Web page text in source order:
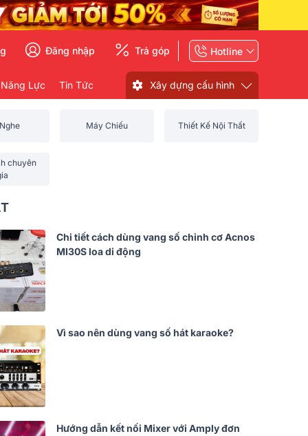
Đăng nhập Trả góp Hotline
Lực Tin Tức Xây dựng cấu hình
Máy Chiếu Thiết Kế Nội Thất
chuyên
Chi tiết cách dùng vang số chỉnh cơ Acnos
MI30S loa di động
Vì sao nên dùng vang số hát karaoke?
Hướng dẫn kết nối Mixer với Amply đơn